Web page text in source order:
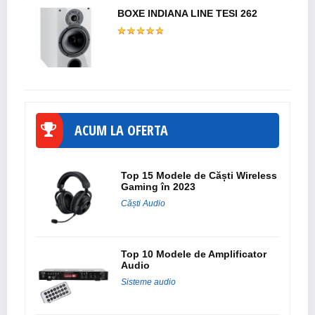
BOXE INDIANA LINE TESI 262
ACUM LA OFERTA
Top 15 Modele de Căști Wireless
Gaming în 2023
Căști Audio
Top 10 Modele de Amplificator
Audio
Sisteme audio